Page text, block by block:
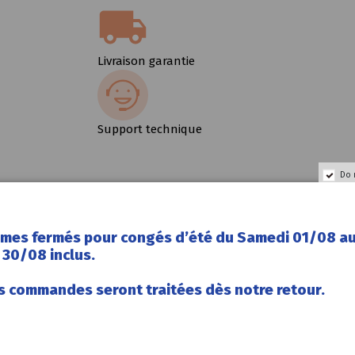
Livraison garantie
Support technique
se distingue par une efficacité sans
des dernières technologies Focal afin
généreux.
intelligente lui permettent de s’installer
Do
fermés pour congés d’été du Samedi 01/08 au
30/08 inclus.
commandes seront traitées dès notre retour.